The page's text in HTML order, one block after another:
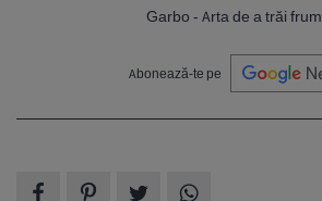
Garbo - Arta de a trăi
Abonează-te pe